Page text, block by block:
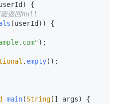
) {
返回null
(userId)) {
);
. empty();
main(String [] args) {